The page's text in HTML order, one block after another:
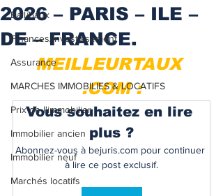
Bail/baux
Finances/Investissement
Assurance
MARCHES IMMOBILIES & LOCATIFS
Prix de l'immobilier
Immobilier ancien
Immobilier neuf
Marchés locatifs
2026 – PARIS – ILE –
DE – FRANCE.
MEILLEURTAUX
.COM :
Vous souhaitez en lire
plus ?
Abonnez-vous à bejuris.com pour continuer
à lire ce post exclusif.